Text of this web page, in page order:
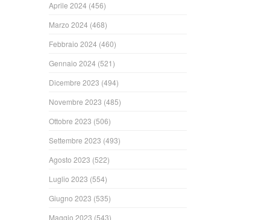
Aprile 2024 (456)
Marzo 2024 (468)
Febbraio 2024 (460)
Gennaio 2024 (521)
Dicembre 2023 (494)
Novembre 2023 (485)
Ottobre 2023 (506)
Settembre 2023 (493)
Agosto 2023 (522)
Luglio 2023 (554)
Giugno 2023 (535)
Maggio 2023 (543)